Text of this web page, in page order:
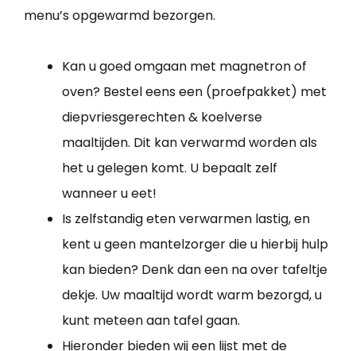
menu’s opgewarmd bezorgen.
Kan u goed omgaan met magnetron of
oven? Bestel eens een (proefpakket) met
diepvriesgerechten & koelverse
maaltijden. Dit kan verwarmd worden als
het u gelegen komt. U bepaalt zelf
wanneer u eet!
Is zelfstandig eten verwarmen lastig, en
kent u geen mantelzorger die u hierbij hulp
kan bieden? Denk dan een na over tafeltje
dekje. Uw maaltijd wordt warm bezorgd, u
kunt meteen aan tafel gaan.
Hieronder bieden wij een lijst met de